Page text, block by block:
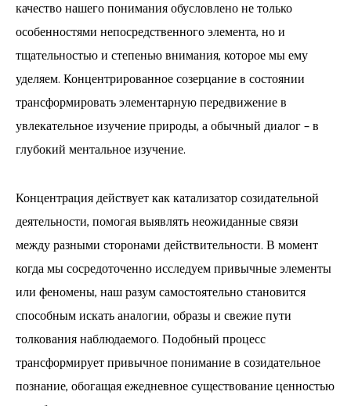
качество нашего понимания обусловлено не только
особенностями непосредственного элемента, но и
тщательностью и степенью внимания, которое мы ему
уделяем. Концентрированное созерцание в состоянии
трансформировать элементарную передвижение в
увлекательное изучение природы, а обычный диалог – в
глубокий ментальное изучение.
Концентрация действует как катализатор созидательной
деятельности, помогая выявлять неожиданные связи
между разными сторонами действительности. В момент
когда мы сосредоточенно исследуем привычные элементы
или феномены, наш разум самостоятельно становится
способным искать аналогии, образы и свежие пути
толкования наблюдаемого. Подобный процесс
трансформирует привычное понимание в созидательное
познание, обогащая ежедневное существование ценностью